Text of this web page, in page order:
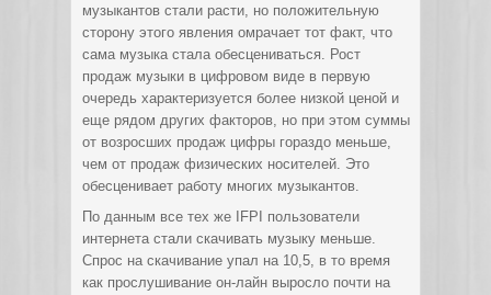
музыкантов стали расти, но положительную
сторону этого явления омрачает тот факт, что
сама музыка стала обесцениваться. Рост
продаж музыки в цифровом виде в первую
очередь характеризуется более низкой ценой и
еще рядом других факторов, но при этом суммы
от возросших продаж цифры гораздо меньше,
чем от продаж физических носителей. Это
обесценивает работу многих музыкантов.
По данным все тех же IFPI пользователи
интернета стали скачивать музыку меньше.
Спрос на скачивание упал на 10,5, в то время
как прослушивание он-лайн выросло почти на